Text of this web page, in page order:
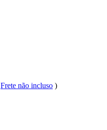
Frete não incluso )